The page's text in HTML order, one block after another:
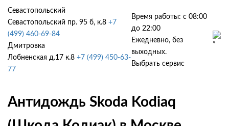
Севастопольский
Севастопольский пр. 95 б, к.8 +7
(499) 460-69-84
Дмитровка
Лобненская д.17 к.8 +7 (499) 450-63-
77
Время работы: с 08:00
до 22:00
Ежедневно, без
выходных.
Выбрать сервис
Антидождь Skoda Kodiaq